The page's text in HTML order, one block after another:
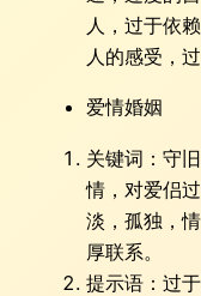
人，过于依
人的感受，
爱情婚姻
关键词：守
情，对爱侣
淡，孤独，
厚联系。
提示语：过